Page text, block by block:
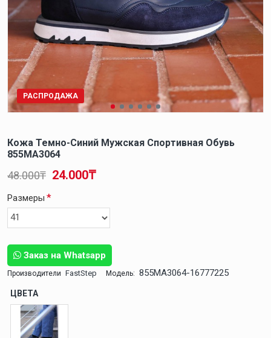
РАСПРОДАЖА
Кожа Темно-Синий Мужская Спортивная Обувь
855MA3064
Заказ на Whatsapp
Производители FastStep Модель: 855MA3064-16777225
24.000₸
48.000₸
Размеры
ЦВЕТА